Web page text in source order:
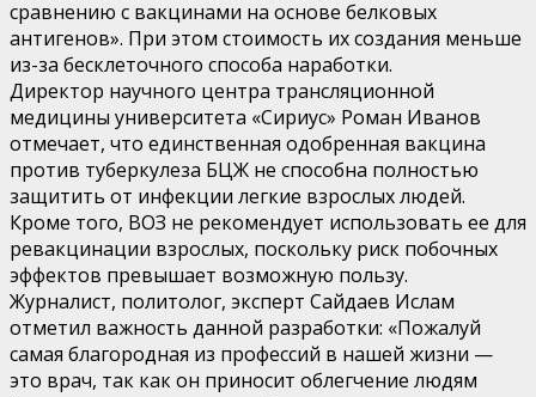
сравнению с вакцинами на основе белковых
антигенов». При этом стоимость их создания меньше
из-за бесклеточного способа наработки.
Директор научного центра трансляционной
медицины университета «Сириус» Роман Иванов
отмечает, что единственная одобренная вакцина
против туберкулеза БЦЖ не способна полностью
защитить от инфекции легкие взрослых людей.
Кроме того, ВОЗ не рекомендует использовать ее для
ревакцинации взрослых, поскольку риск побочных
эффектов превышает возможную пользу.
Журналист, политолог, эксперт Сайдаев Ислам
отметил важность данной разработки: «Пожалуй
самая благородная из профессий в нашей жизни —
это врач, так как он приносит облегчение людям